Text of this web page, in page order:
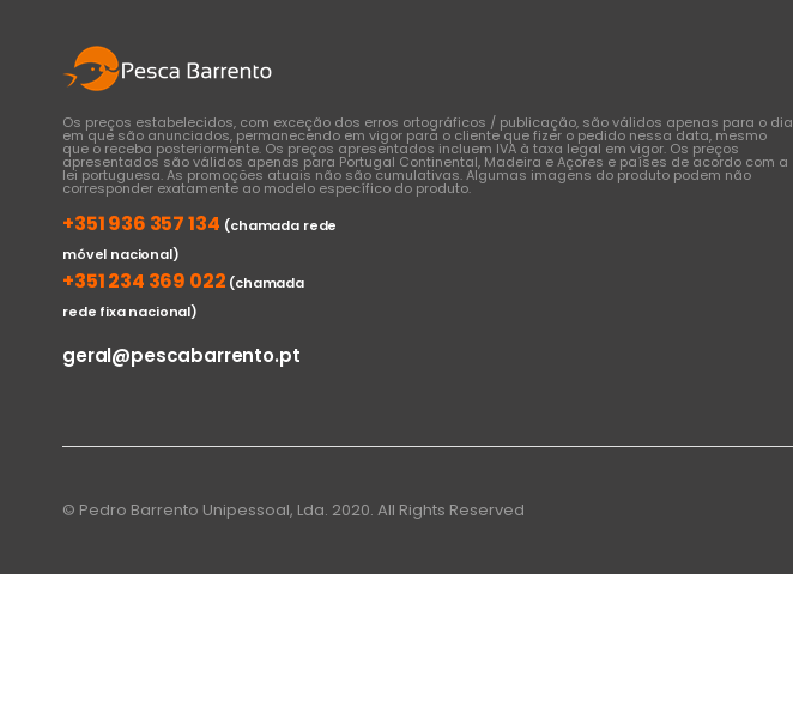
Os preços estabelecidos, com exceção dos erros ortográficos / publicação, são válidos apenas para o dia
em que são anunciados, permanecendo em vigor para o cliente que fizer o pedido nessa data, mesmo
que o receba posteriormente. Os preços apresentados incluem IVA à taxa legal em vigor. Os preços
apresentados são válidos apenas para Portugal Continental, Madeira e Açores e países de acordo com a
lei portuguesa. As promoções atuais não são cumulativas. Algumas imagens do produto podem não
corresponder exatamente ao modelo específico do produto.
+351 936 357 134 (chamada rede
móvel nacional)
+351 234 369 022 (chamada
rede fixa nacional)
geral@pescabarrento.pt
© Pedro Barrento Unipessoal, Lda. 2020. All Rights Reserved